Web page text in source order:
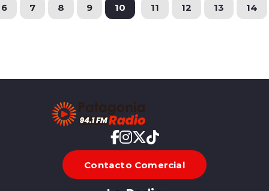
6 7 8 9 10 11 12 13 14
Contacto Comercial